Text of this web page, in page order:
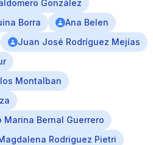
González
Borra
Ana Belen
Juan José Rodríguez Mejías
Montalban
Marina Bernal Guerrero
Rodriguez Pietri